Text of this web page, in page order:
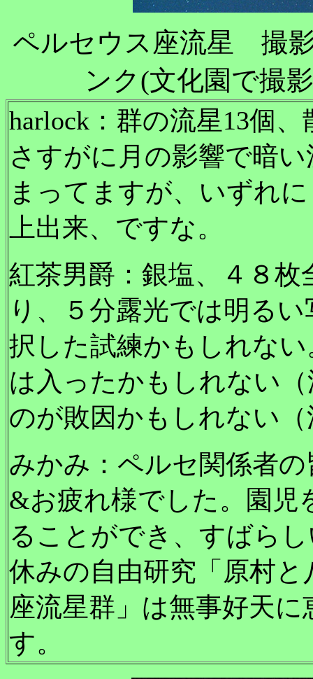
ペルセウス座流星
ンク(文化園で撮
harlock：群の流星13個
さすがに月の影響で暗
まってますが、いずれ
上出来、ですな。
紅茶男爵：銀塩、４８
り、５分露光では明る
択した試練かもしれな
は入ったかもしれない
のが敗因かもしれない（
みかみ：ペルセ関係者
&お疲れ様でした。園児
ることができ、すばら
休みの自由研究「原村
座流星群」は無事好天
す。